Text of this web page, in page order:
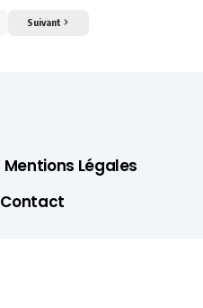
Suivant
Mentions Légales
Contact